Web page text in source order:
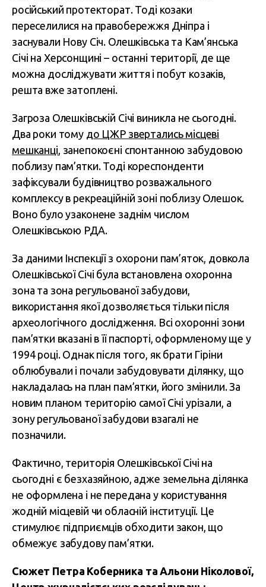
російський протекторат. Тоді козаки
переселилися на правобережжя Дніпра і
заснували Нову Січ. Олешківська та Кам’янська
Січі на Херсонщині – останні території, де ще
можна досліджувати життя і побут козаків,
решта вже затоплені.
Загроза Олешківській Січі виникла не сьогодні.
Два роки тому до ЦЖР звертались місцеві
мешканці, занепокоєні спонтанною забудовою
поблизу пам’ятки. Тоді кореспонденти
зафіксували будівництво розважального
комплексу в рекреаційній зоні поблизу Олешок.
Воно було узаконене заднім числом
Олешківською РДА.
За даними Інспекції з охорони пам’яток, довкола
Олешківської Січі була встановлена охоронна
зона та зона регульованої забудови,
використання якої дозволяється тільки після
археологічного дослідження. Всі охоронні зони
пам’ятки вказані в її паспорті, оформленому ще у
1994 році. Однак після того, як брати Гіріни
облюбували і почали забудовувати ділянку, що
накладалась на план пам’ятки, його змінили. За
новим планом територію самої Січі урізали, а
зону регульованої забудови взагалі не
позначили.
Фактично, територія Олешківської Січі на
сьогодні є безхазяйною, адже земельна ділянка
не оформлена і не передана у користування
жодній місцевій чи обласній інституції. Це
стимулює підприємців обходити закон, що
обмежує забудову пам’ятки.
Сюжет Петра Коберника та Альони Ніколової,